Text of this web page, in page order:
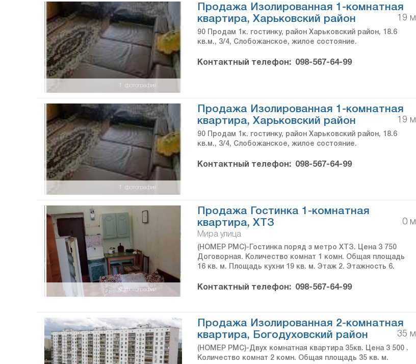
фотография
Продажа Изолированная 1-комнатная
квартира, Харьковский район
19 м
90 Продам 1к. гостинку, район Харьковский район, 18.6
кв.м., 3/4, Слобожанское, жилое состояние.
Контактный телефон: 098-567-64-99
фотография
Продажа Изолированная 1-комнатная
квартира, Харьковский район
19 м
90 Продам 1к. гостинку, район Харьковский район, 18.6
кв.м., 3/4, Слобожанское, жилое состояние.
Контактный телефон: 098-567-64-99
фотографии
4
Продажа Гостинка 1-комнатная
квартира, ХТЗ
0 м
Мира улица
(НОМЕР PMC)-Гостинка поряд з метро ХТЗ. Цена 3 750
Договорная. Количество комнат 1 комн. Общая площадь
16 кв. м. Площадь кухни 19 кв. м. Этаж 2. Этажность 6.
Контактный телефон: 098-567-64-99
Продажа Изолированная 2-комнатная
квартира, Богодуховский район
35 м
(НОМЕР PMC)-Двух комнатная квартира 35кв. Цена 3 500 .
Количество комнат 2 комн. Общая площадь 35 кв. м.